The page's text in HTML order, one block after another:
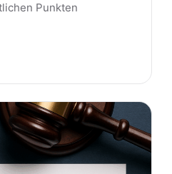
Punkten